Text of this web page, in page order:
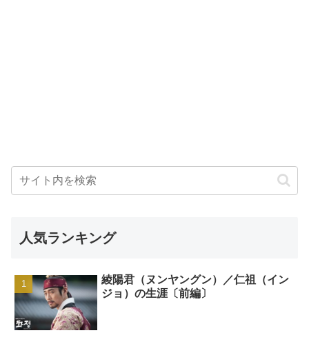
人気ランキング
綾陽君（ヌンヤングン）／仁祖（イン
ジョ）の生涯〔前編〕